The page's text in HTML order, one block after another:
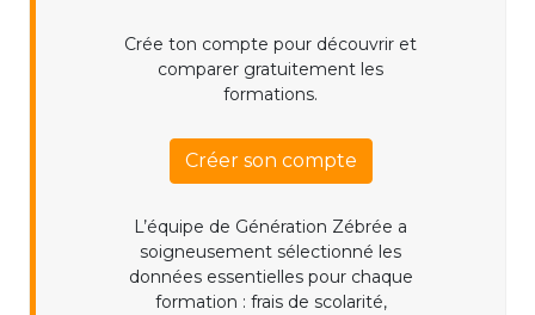
Crée ton compte pour découvrir et
comparer gratuitement les
formations.
Créer son compte
L’équipe de Génération Zébrée a
soigneusement sélectionné les
données essentielles pour chaque
formation : frais de scolarité,